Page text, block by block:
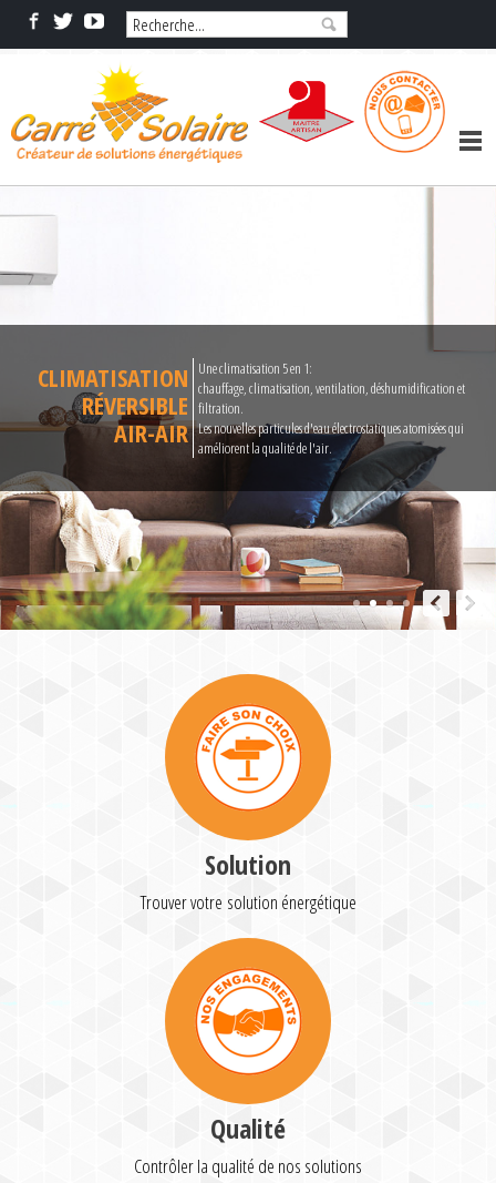
CLIMATISATION
RÉVERSIBLE
AIR-AIR
Une climatisation 5 en 1:
chauffage, climatisation, ventilation, déshumidification et
filtration.
Les nouvelles particules d'eau électrostatiques atomisées qui
améliorent la qualité de l'air.
Solution
Trouver votre solution énergétique
Qualité
Contrôler la qualité de nos solutions